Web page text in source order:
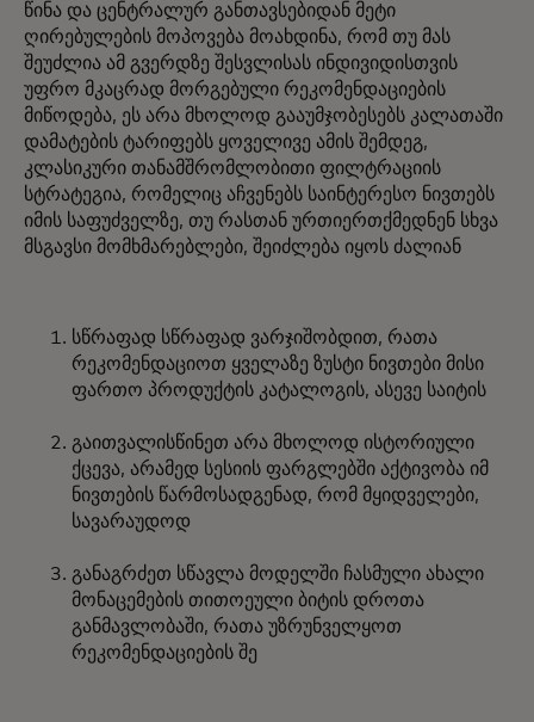
წინა და ცენტრალურ განთავსებიდან მეტი
ღირებულების მოპოვება მოახდინა, რომ თუ მას
შეუძლია ამ გვერდზე შესვლისას ინდივიდისთვის
უფრო მკაცრად მორგებული რეკომენდაციების
მიწოდება, ეს არა მხოლოდ გააუმჯობესებს კალათაში
დამატების ტარიფებს ყოველივე ამის შემდეგ,
კლასიკური თანამშრომლობითი ფილტრაციის
სტრატეგია, რომელიც აჩვენებს საინტერესო ნივთებს
იმის საფუძველზე, თუ რასთან ურთიერთქმედნენ სხვა
მსგავსი მომხმარებლები, შეიძლება იყოს ძალიან
სწრაფად სწრაფად ვარჯიშობდით, რათა
რეკომენდაციოთ ყველაზე ზუსტი ნივთები მისი
ფართო პროდუქტის კატალოგის, ასევე საიტის
გაითვალისწინეთ არა მხოლოდ ისტორიული
ქცევა, არამედ სესიის ფარგლებში აქტივობა იმ
ნივთების წარმოსადგენად, რომ მყიდველები,
სავარაუდოდ
განაგრძეთ სწავლა მოდელში ჩასმული ახალი
მონაცემების თითოეული ბიტის დროთა
განმავლობაში, რათა უზრუნველყოთ
რეკომენდაციების შე